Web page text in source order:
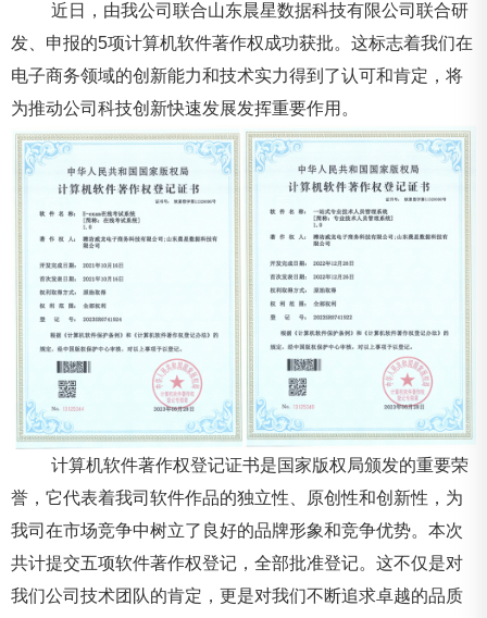
近日，由我公司联合山东晨星数据科技有限公司联合研
发、申报的5项计算机软件著作权成功获批。这标志着我们在
电子商务领域的创新能力和技术实力得到了认可和肯定，将
为推动公司科技创新快速发展发挥重要作用。
计算机软件著作权登记证书是国家版权局颁发的重要荣
誉，它代表着我司软件作品的独立性、原创性和创新性，为
我司在市场竞争中树立了良好的品牌形象和竞争优势。本次
共计提交五项软件著作权登记，全部批准登记。这不仅是对
我们公司技术团队的肯定，更是对我们不断追求卓越的品质